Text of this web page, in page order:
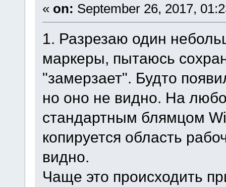
« on: September 26, 2017,
1. Разрезаю один
маркеры, пытаюсь
"замерзает". Будто
но оно не видно. На
стандартным блямцом
копируется область
видно.
Чаще это происходить